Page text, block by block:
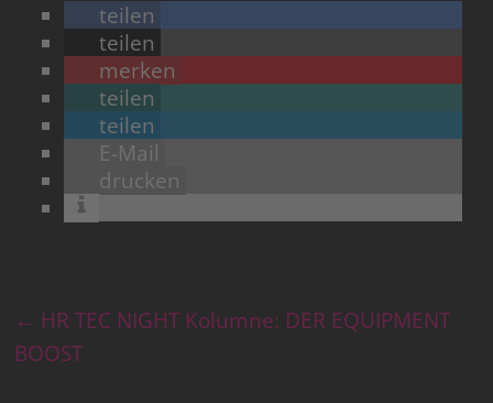
teilen
teilen
merken
teilen
teilen
E-Mail
drucken
← HR TEC NIGHT Kolumne: DER EQUIPMENT
BOOST